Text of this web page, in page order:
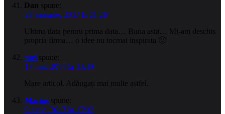
Dan spune:
28 ianuarie, 2017 la 21:29
Ultima data pentru prima data… Buna asta… Mi-am deschis
propria firma… o idee nu tocmai inspirata 🙂
turi spune:
17 mai, 2017 la 13:39
Mare articol. Adăugați mai multe astfel.
Marius spune:
9 iunie, 2017 la 17:02